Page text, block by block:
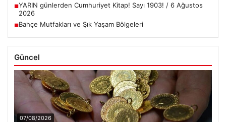
■YARIN günlerden Cumhuriyet Kitap! Sayı 1903! / 6 Ağustos
2026
■Bahçe Mutfakları ve Şık Yaşam Bölgeleri
Güncel
07/08/2026